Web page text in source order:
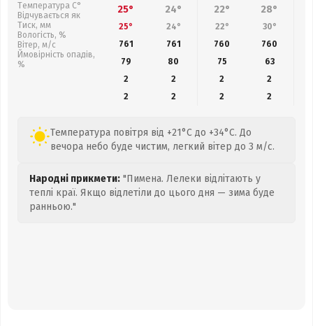
Температура С°
Відчувається як
Тиск, мм
Вологість, %
Вітер, м/с
Ймовірність опадів,
%
25° 24° 22° 28°
25° 24° 22° 30°
761
761 760 760
79
80 75 63
2
2 2
2
2
2 2 2
Температура повітря від +21°C до +34°C. До
вечора небо буде чистим, легкий вітер до 3 м/с.
Народні прикмети: "Пимена. Лелеки відлітають у
теплі краї. Якщо відлетіли до цього дня — зима буде
ранньою."